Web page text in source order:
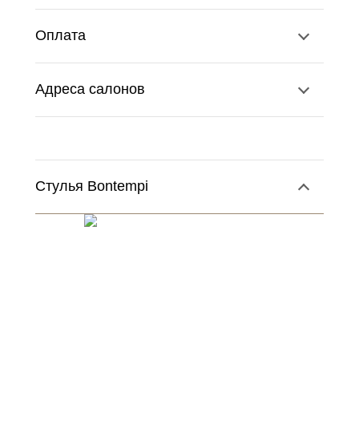
Оплата
Адреса салонов
Стулья Bontempi